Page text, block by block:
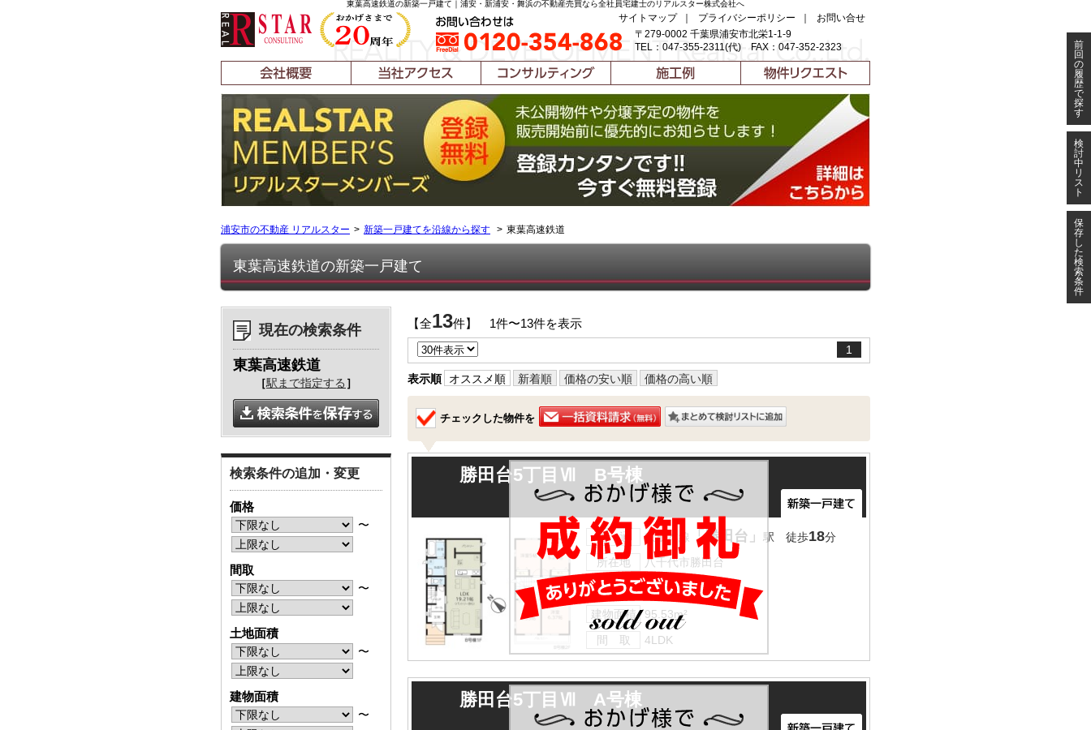
東葉高速鉄道の新築一戸建て｜浦安・新浦安・舞浜の不動産売買なら全社員宅建士のリアルスター株式会社へ
〒279-0002 千葉県浦安市北栄1-1-9
TEL：047-355-2311(代) FAX：047-352-2323
サイトマップ プライバシーポリシー お問い合せ
浦安市の不動産 リアルスター 新築一戸建てを沿線から探す 東葉高速鉄道
東葉高速鉄道の新築一戸建て
【全13件】 1件〜13件を表示
1
表示順 オススメ順 新着順 価格の安い順 価格の高い順
チェックした物件を
勝田台5丁目Ⅶ B号棟
交 通 京成本線 「勝田台」 駅 徒歩18分
所在地
八千代市勝田台
土地面積
109.11m²
建物面積
95.53m²
間 取
4LDK
勝田台5丁目Ⅶ A号棟
現在の検索条件
東葉高速鉄道
［駅まで指定する ］
検索条件の追加・変更
価格
〜
間取
〜
土地面積
〜
建物面積
〜
前
回
の
履
歴
で
探
す
検
討
中
リ
ス
ト
保
存
し
た
検
索
条
件